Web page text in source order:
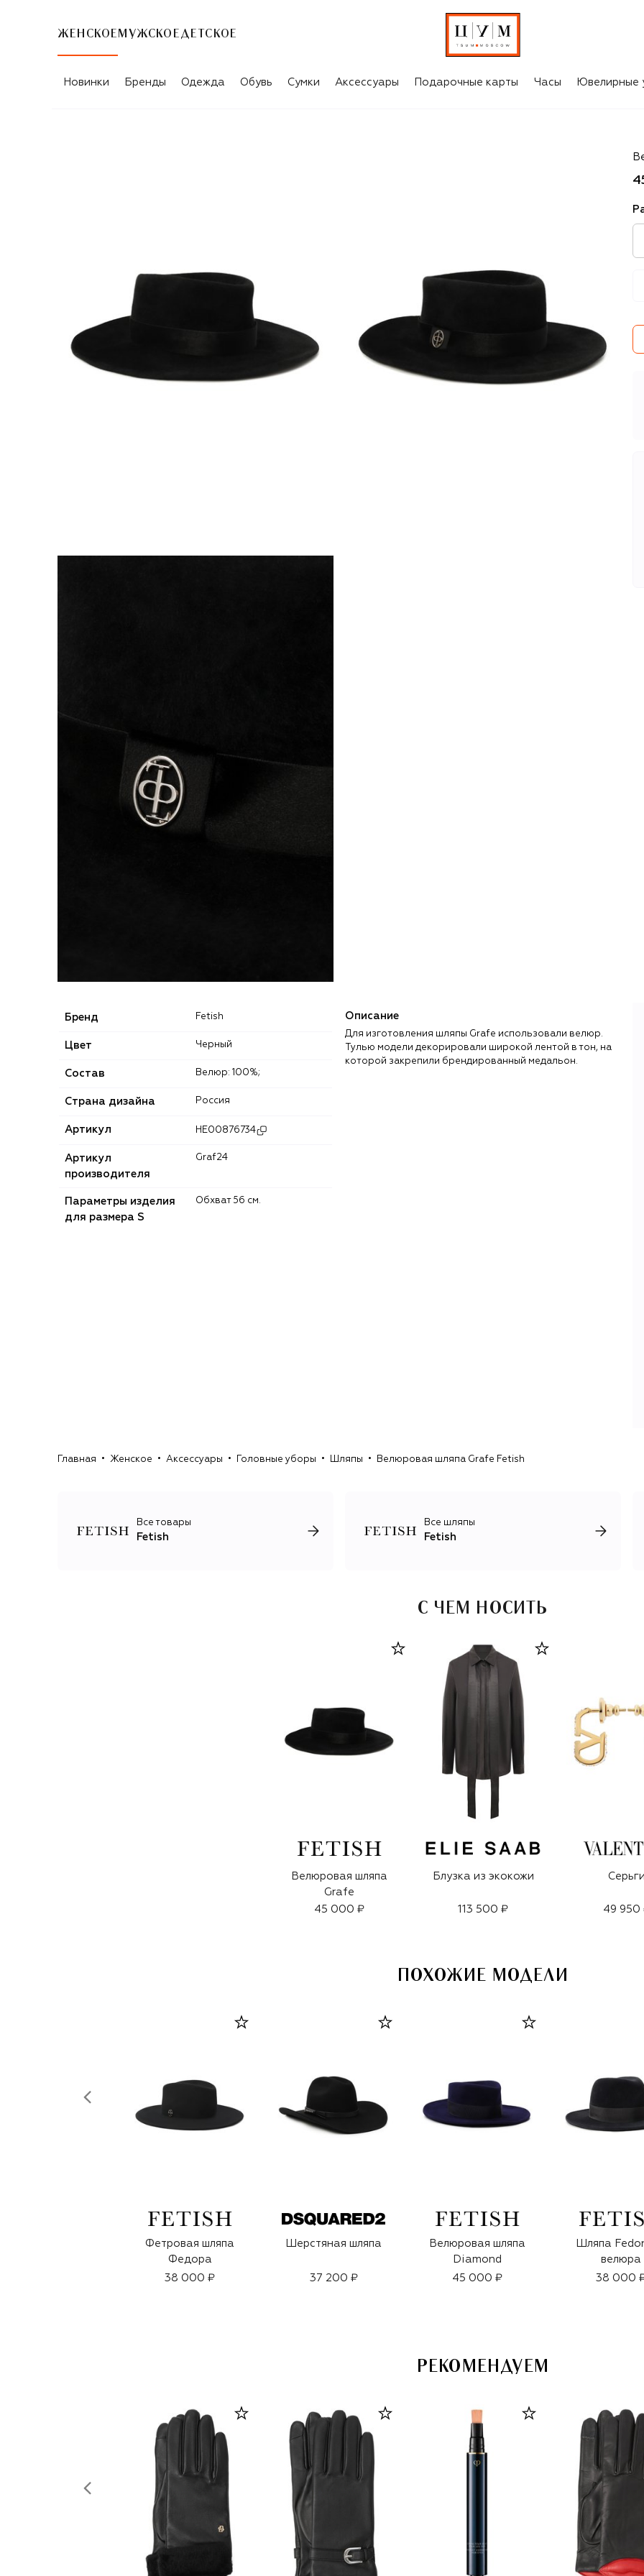
ЖЕНСКОЕ МУЖСКОЕ ДЕТСКОЕ
Новинки Бренды Одежда Обувь Сумки Аксессуары Подарочные карты Часы Ювелирные
Бренд Fetish
Цвет Черный
Состав Велюр: 100%;
Страна дизайна Россия
Артикул HE00876734
Артикул
производителя
Graf24
Параметры изделия
для размера S
Обхват 56 см.
Описание
Для изготовления шляпы Grafe использовали велюр.
Тулью модели декорировали широкой лентой в тон, на
которой закрепили брендированный медальон.
Главная Женское Аксессуары Головные уборы Шляпы Велюровая шляпа Grafe Fetish
Все товары
Fetish
Все шляпы
Fetish
С ЧЕМ НОСИТЬ
Велюровая шляпа
Grafe
45 000 ₽
Блузка из экокожи
113 500 ₽ 49 950
ПОХОЖИЕ МОДЕЛИ
Фетровая шляпа
Федора
38 000 ₽
Шерстяная шляпа
37 200 ₽
Велюровая шляпа
Diamond
45 000 ₽
Шляпа
велюра
38 000
РЕКОМЕНДУЕМ